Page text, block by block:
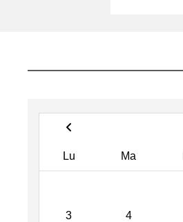
Lu Ma
3 4